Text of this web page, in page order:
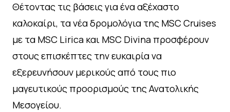
Θέτοντας τις βάσεις για ένα αξέχαστο
καλοκαίρι, τα νέα δρομολόγια της MSC Cruises
με τα MSC Lirica και MSC Divina προσφέρουν
στους επισκέπτες την ευκαιρία να
εξερευνήσουν μερικούς από τους πιο
μαγευτικούς προορισμούς της Ανατολικής
Μεσογείου.